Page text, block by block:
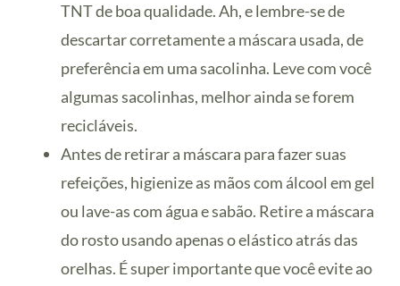
TNT de boa qualidade. Ah, e lembre-se de
descartar corretamente a máscara usada, de
preferência em uma sacolinha. Leve com você
algumas sacolinhas, melhor ainda se forem
recicláveis.
Antes de retirar a máscara para fazer suas
refeições, higienize as mãos com álcool em gel
ou lave-as com água e sabão. Retire a máscara
do rosto usando apenas o elástico atrás das
orelhas. É super importante que você evite ao